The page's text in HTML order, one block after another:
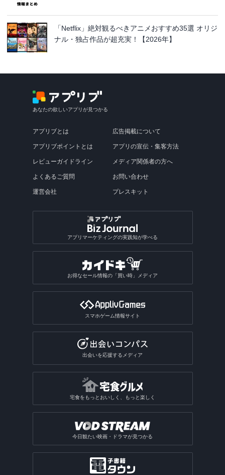
「Netflix」絶対観るべきアニメおすすめ35選 オリジ
ナル・独占作品が超充実！【2026年】
あなたの欲しいアプリが見つかる
アプリブとは
アプリブポイントとは
レビューガイドライン
よくあるご質問
運営会社
広告掲載について
アプリの宣伝・集客方法
メディア関係者の方へ
お問い合わせ
プレスキット
アプリマーケティングの実践知が学べる
お得なセール情報の「買い時」メディア
スマホゲーム情報サイト
出会いを応援するメディア
宅食をもっとおいしく、もっと楽しく
今日観たい映画・ドラマが見つかる